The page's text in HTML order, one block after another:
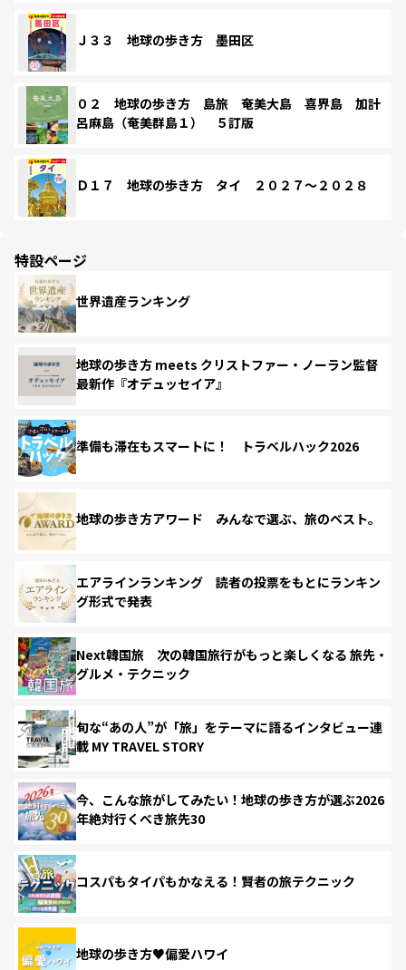
Ｊ３３ 地球の歩き方 墨田区
０２ 地球の歩き方 島旅 奄美大島 喜界島 加計
呂麻島（奄美群島１） ５訂版
Ｄ１７ 地球の歩き方 タイ ２０２７～２０２８
特設ページ
世界遺産ランキング
地球の歩き方 meets クリストファー・ノーラン監督
最新作『オデュッセイア』
準備も滞在もスマートに！ トラベルハック2026
地球の歩き方アワード みんなで選ぶ、旅のベスト。
エアラインランキング 読者の投票をもとにランキン
グ形式で発表
Next韓国旅 次の韓国旅行がもっと楽しくなる 旅先・
グルメ・テクニック
旬な“あの人”が「旅」をテーマに語るインタビュー連
載 MY TRAVEL STORY
今、こんな旅がしてみたい！地球の歩き方が選ぶ2026
年絶対行くべき旅先30
コスパもタイパもかなえる！賢者の旅テクニック
地球の歩き方♥偏愛ハワイ